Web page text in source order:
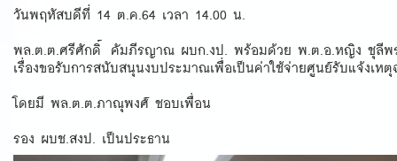
วันพฤหัสบดีที่ 14 ต.ค.64 เวลา 14.00 น.
พล.ต.ต.ศรีศักดิ์ คัมภีรญาณ ผบก.งป. พร้อมด้วย พ.ต.อ.หญิง ชุลีพร
เรื่องขอรับการสนับสนุนงบประมาณเพื่อเป็นค่าใช้จ่ายศูนย์รับแจ้งเห
โดยมี พล.ต.ต.ภาณุพงศ์ ชอบเพื่อน
รอง ผบช.สงป. เป็นประธาน